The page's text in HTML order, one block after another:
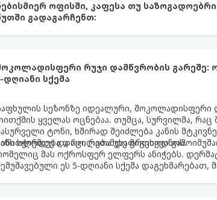
ოფისში, კაფესა თუ
გადაგარჩენთ:
რუჯი დამწვრობის გარეშე:
დღიანი სქემა
სეზონზე იდეალური, შოკოლადისფერი
ყველას ოცნებაა. თუმცა, სურვილმა,
ტონი, ხშირად შეიძლება კანის
და აცილებამდე მიგვიყვანოს.
სჭირდება დრო, რათა უსაფრთხოდ
მას ოქროსფერ ელფერს ანიჭებს.
ეს 5-დღიანი სქემა